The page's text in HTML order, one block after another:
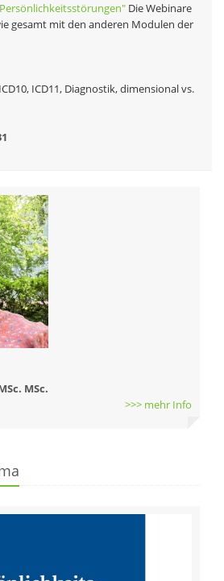
Die Webinare
gesamt mit den anderen Modulen der
ICD11, Diagnostik, dimensional vs.
MSc.
>>> mehr Info